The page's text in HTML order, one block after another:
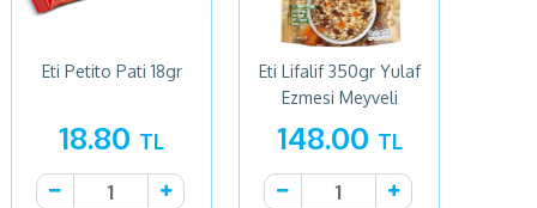
Eti Petito Pati 18gr
18.80 TL
Eti Lifalif 350gr Yulaf
Ezmesi Meyveli
148.00 TL